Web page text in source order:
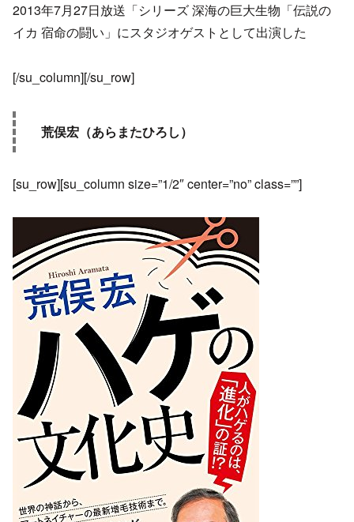
2013年7月27日放送「シリーズ 深海の巨大生物「伝説の
イカ 宿命の闘い」にスタジオゲストとして出演した
[/su_column][/su_row]
荒俣宏（あらまたひろし）
[su_row][su_column size=”1/2″ center=”no” class=””]